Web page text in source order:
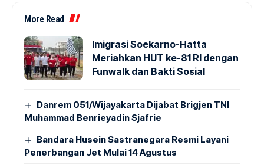
More Read
Imigrasi Soekarno-Hatta
Meriahkan HUT ke-81 RI dengan
Funwalk dan Bakti Sosial
Danrem 051/Wijayakarta Dijabat Brigjen TNI
Muhammad Benrieyadin Sjafrie
Bandara Husein Sastranegara Resmi Layani
Penerbangan Jet Mulai 14 Agustus